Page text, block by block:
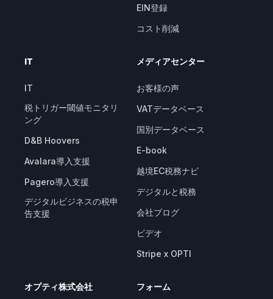
EIN登録
コスト削減
IT
IT
税トリガー閾値モニタリ
ング
D&B Hoovers
Avalara導入支援
Pagero導入支援
デジタルビジネスの税申
告支援
メディアセンター
お客様の声
VATデータベース
国別データベース
E-book
越境EC税務ナビ
デジタルと税務
会社ブログ
ビデオ
Stripe x OPTI
オプティ株式会社 フォーム